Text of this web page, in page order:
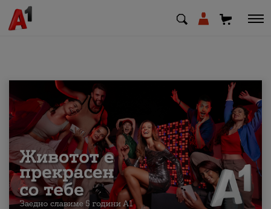
МК EN SQ
Приватни Деловни